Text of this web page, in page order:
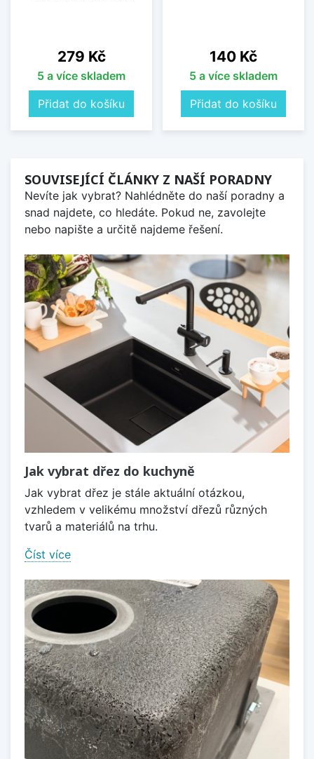
Cena
279 Kč
5 a více skladem
Přidat do košíku
Cena
140 Kč
5 a více skladem
Přidat do košíku
SOUVISEJÍCÍ ČLÁNKY Z NAŠÍ PORADNY
Nevíte jak vybrat? Nahlédněte do naší poradny a
snad najdete, co hledáte. Pokud ne, zavolejte
nebo napište a určitě najdeme řešení.
Jak vybrat dřez do kuchyně
Jak vybrat dřez je stále aktuální otázkou,
vzhledem v velikému množství dřezů různých
tvarů a materiálů na trhu.
Číst více